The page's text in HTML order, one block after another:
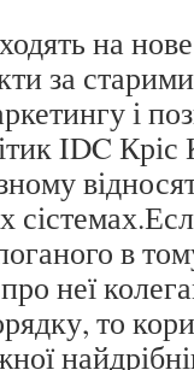
на
за
і
IDC Кріс
в
неї
то